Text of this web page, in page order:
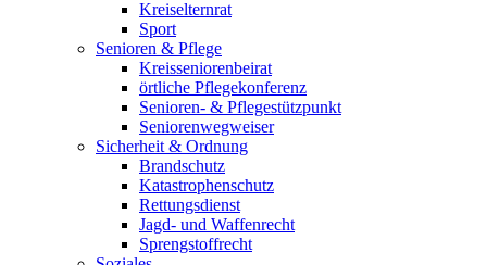
Kreiselternrat
Sport
Senioren & Pflege
Kreisseniorenbeirat
örtliche Pflegekonferenz
Senioren- & Pflegestützpunkt
Seniorenwegweiser
Sicherheit & Ordnung
Brandschutz
Katastrophenschutz
Rettungsdienst
Jagd- und Waffenrecht
Sprengstoffrecht